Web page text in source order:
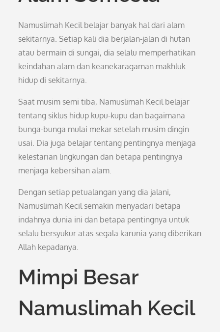
Namuslimah Kecil belajar banyak hal dari alam
sekitarnya. Setiap kali dia berjalan-jalan di hutan
atau bermain di sungai, dia selalu memperhatikan
keindahan alam dan keanekaragaman makhluk
hidup di sekitarnya.
Saat musim semi tiba, Namuslimah Kecil belajar
tentang siklus hidup kupu-kupu dan bagaimana
bunga-bunga mulai mekar setelah musim dingin
usai. Dia juga belajar tentang pentingnya menjaga
kelestarian lingkungan dan betapa pentingnya
menjaga kebersihan alam.
Dengan setiap petualangan yang dia jalani,
Namuslimah Kecil semakin menyadari betapa
indahnya dunia ini dan betapa pentingnya untuk
selalu bersyukur atas segala karunia yang diberikan
Allah kepadanya.
Mimpi Besar
Namuslimah Kecil